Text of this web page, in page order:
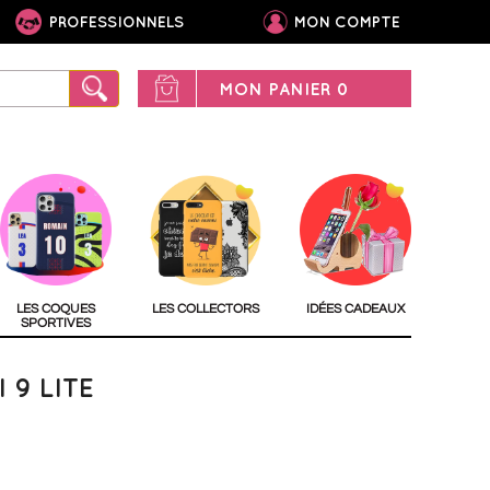
PROFESSIONNELS MON COMPTE
MON PANIER 0
LES COQUES
SPORTIVES
LES COLLECTORS IDÉES CADEAUX
9 LITE